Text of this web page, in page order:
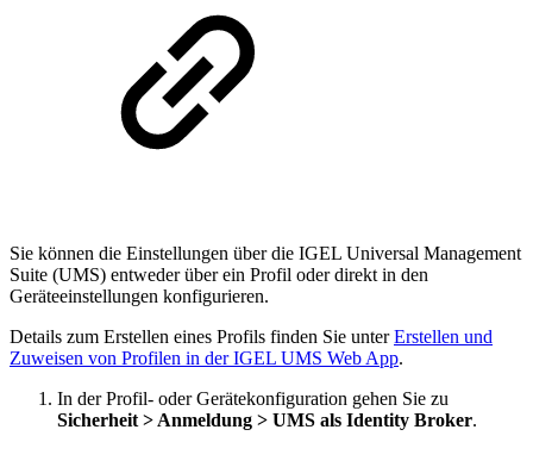
Sie können die Einstellungen über die IGEL Universal Management
Suite (UMS) entweder über ein Profil oder direkt in den
Geräteeinstellungen konfigurieren.
Details zum Erstellen eines Profils finden Sie unterErstellen und
Zuweisen von Profilen in der IGEL UMS Web App.
In der Profil- oder Gerätekonfiguration gehen Sie zu
Sicherheit > Anmeldung > UMS als Identity Broker.